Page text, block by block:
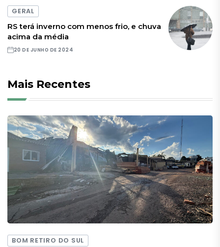
GERAL
RS terá inverno com menos frio, e chuva
acima da média
20 DE JUNHO DE 2024
Mais Recentes
BOM RETIRO DO SUL